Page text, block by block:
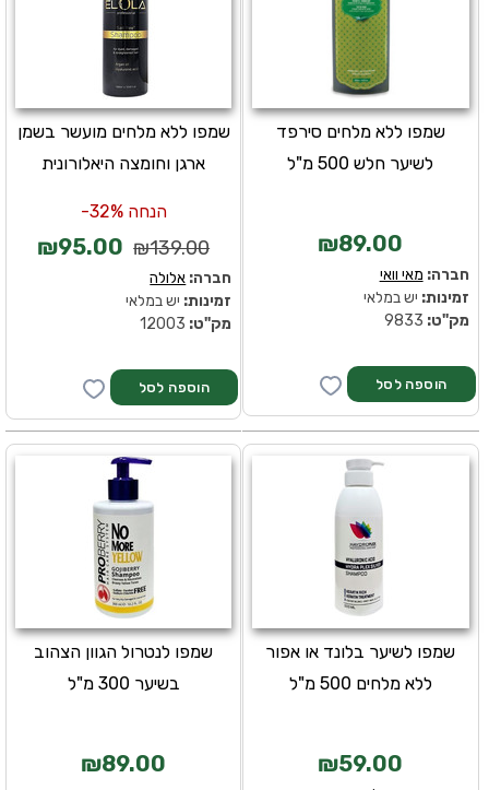
שמפו ללא מלחים מועשר בשמן
ארגן וחומצה היאלורונית
הנחה 32%-
₪139.00
₪95.00
חברה: אלולה
זמינות: יש במלאי
מק''ט:
שמפו ללא מלחים סירפד
לשיער חלש 500 מ"ל
₪89.00
חברה: מאי וואי
זמינות: יש במלאי
מק''ט:
שמפו לנטרול הגוון הצהוב
בשיער 300 מ"ל
₪89.00
שמפו לשיער בלונד או אפור
ללא מלחים 500 מ"ל
₪59.00